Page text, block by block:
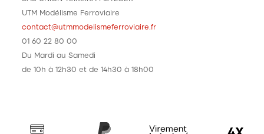
UTM Modélisme Ferroviaire
contact@utmmodelismeferroviaire.fr
01 60 22 80 00
Du Mardi au Samedi
de 10h à 12h30 et de 14h30 à 18h00